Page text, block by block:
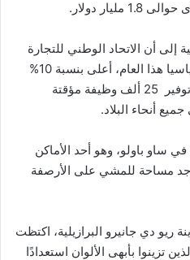
إلى أن الاتحاد الوطني للتجارة
يتوقع أن تترك الاحتفالات رقما قياسيا هذا العام، أعلى بنسبة 10%
عن العام الماضي، بالإضافة إلى توفير 25 ألف وظيفة مؤقتة
في ساو باولو، وهو أحد الأماكن
توجد مساحة للمشي على الأرصفة
دي جانيرو البرازيلية، اكتظت
تزينوا بأبهى الألوان استعدادًا